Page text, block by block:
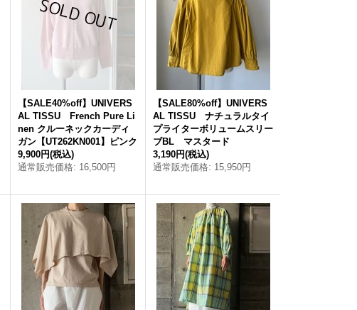
【SALE40%off】UNIVERS
AL TISSU French Pure Li
nen クルーネックカーディ
ガン【UT262KN001】ピンク
9,900円(税込)
通常販売価格: 16,500円
【SALE80%off】UNIVERS
AL TISSU ナチュラルタイ
プライターボリュームスリー
ブBL マスタード
3,190円(税込)
通常販売価格: 15,950円